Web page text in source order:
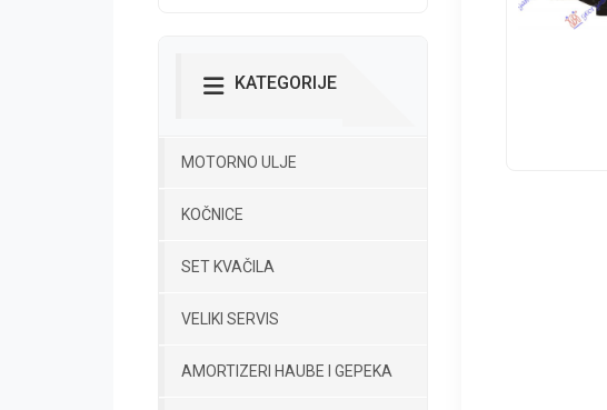
KATEGORIJE
MOTORNO ULJE
KOČNICE
SET KVAČILA
VELIKI SERVIS
AMORTIZERI HAUBE I GEPEKA